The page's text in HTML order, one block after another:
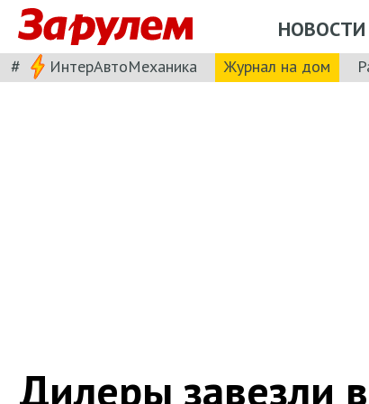
НОВОСТИ
# ИнтерАвтоМеханика Журнал на дом
Дилеры завезли